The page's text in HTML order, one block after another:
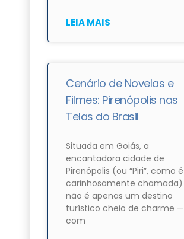
LEIA MAIS
Cenário de Novelas e
Filmes: Pirenópolis nas
Telas do Brasil
Situada em Goiás, a
encantadora cidade de
Pirenópolis (ou “Piri”, como é
carinhosamente chamada)
não é apenas um destino
turístico cheio de charme —
com